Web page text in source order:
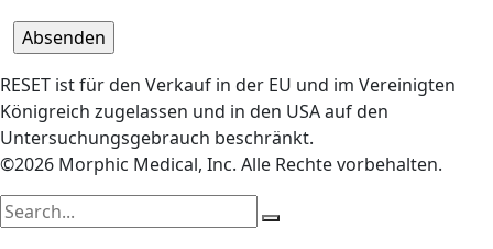
RESET ist für den Verkauf in der EU und im Vereinigten
Königreich zugelassen und in den USA auf den
Untersuchungsgebrauch beschränkt.
©2026 Morphic Medical, Inc. Alle Rechte vorbehalten.